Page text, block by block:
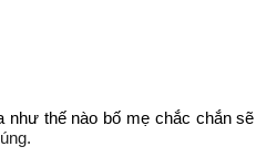
thế nào bố mẹ chắc chắn